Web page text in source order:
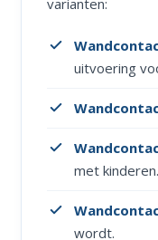
varianten:
uitvoering
met kinderen.
wordt.